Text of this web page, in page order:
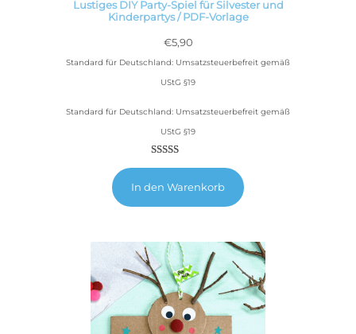
Lustiges DIY Party-Spiel für Silvester und
Kinderpartys / PDF-Vorlage
€5,90
Standard für Deutschland: Umsatzsteuerbefreit gemäß
UStG §19
Standard für Deutschland: Umsatzsteuerbefreit gemäß
UStG §19
Kundenbewertungen
In den Warenkorb